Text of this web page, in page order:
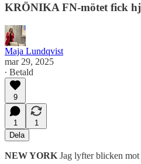
KRÖNIKA FN-mötet fick
Maja Lundqvist
mar 29, 2025
∙ Betald
9
1
1
Dela
NEW YORK Jag lyfter blicken